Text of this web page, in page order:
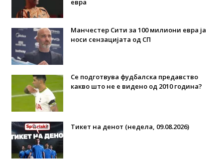
евра
Манчестер Сити за 100 милиони евра ја
носи сензацијата од СП
Се подготвува фудбалска предавство
какво што не е видено од 2010 година?
Тикет на денот (недела, 09.08.2026)